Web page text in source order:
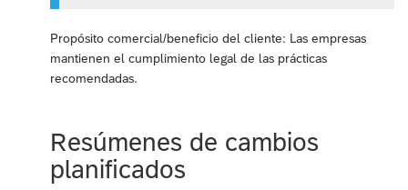
Propósito comercial/beneficio del cliente: Las empresas
mantienen el cumplimiento legal de las prácticas
recomendadas.
Resúmenes de cambios
planificados